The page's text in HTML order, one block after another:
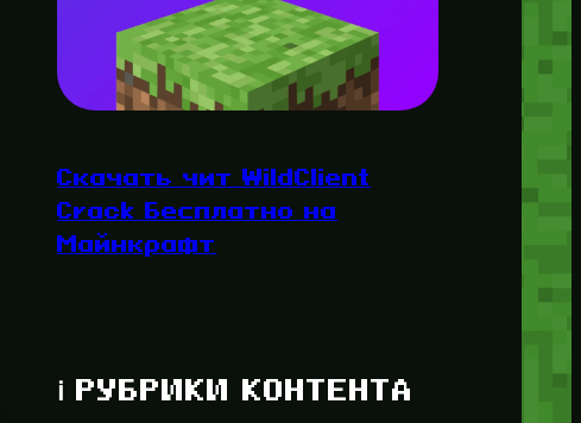
Скачать чит WildClient
Crack Бесплатно на
Майнкрафт
ℹ️ РУБРИКИ КОНТЕНТА